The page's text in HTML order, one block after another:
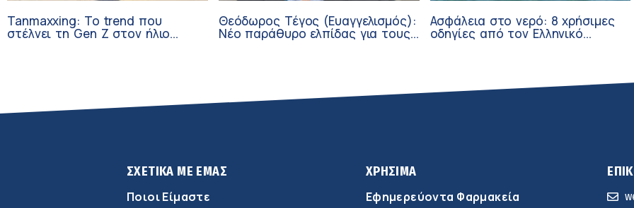
Tanmaxxing: To trend που
στέλνει τη Gen Z στον ήλιο
Θεόδωρος Τέγος (Ευαγγελισμός):
Νέο παράθυρο ελπίδας για τους
Ασφάλεια στο νερό: 8 χρήσιμες
οδηγίες από τον Ελληνικό
ΣΧΕΤΙΚΑ ΜΕ ΕΜΑΣ
Ποιοι Είμαστε
ΧΡΗΣΙΜΑ
Εφημερεύοντα Φαρμακεία